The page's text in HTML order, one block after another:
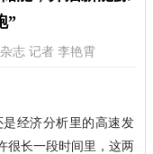
”
志 记者 李艳霄
经济分析里的高速发
很长一段时间里，这两